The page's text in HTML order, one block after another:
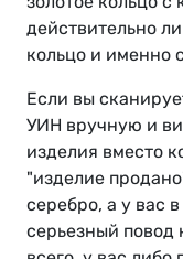
действительно
кольцо и именно
Если вы
УИН вручную и
изделия вместо
"изделие
серебро, а у вас
серьезный повод